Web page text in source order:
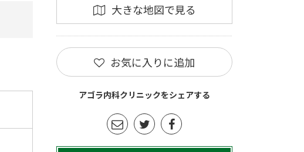
大きな地図で見る
お気に入りに追加
アゴラ内科クリニックをシェアする